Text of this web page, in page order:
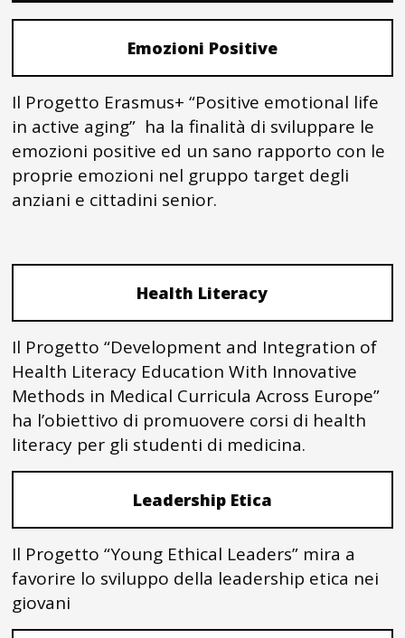
Emozioni Positive
Il Progetto Erasmus+ “Positive emotional life
in active aging” ha la finalità di sviluppare le
emozioni positive ed un sano rapporto con le
proprie emozioni nel gruppo target degli
anziani e cittadini senior.
Health Literacy
Il Progetto “Development and Integration of
Health Literacy Education With Innovative
Methods in Medical Curricula Across Europe”
ha l’obiettivo di promuovere corsi di health
literacy per gli studenti di medicina.
Leadership Etica
Il Progetto “Young Ethical Leaders” mira a
favorire lo sviluppo della leadership etica nei
giovani